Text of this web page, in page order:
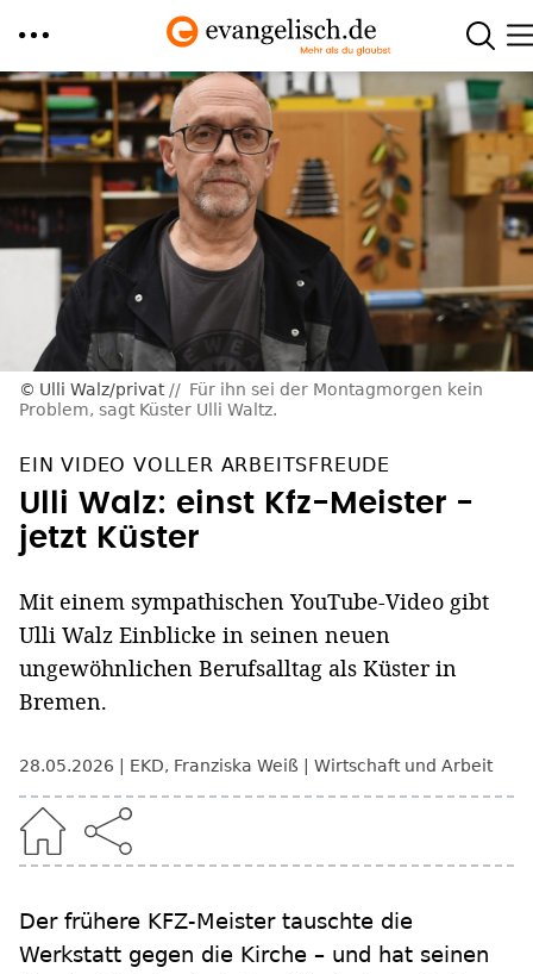
Direkt
zum
Inhalt
Ulli Walz/privat
Für ihn sei der Montagmorgen kein
Problem, sagt Küster Ulli Waltz.
EIN VIDEO VOLLER ARBEITSFREUDE
Ulli Walz: einst Kfz-Meister -
jetzt Küster
Mit einem sympathischen YouTube-Video gibt
Ulli Walz Einblicke in seinen neuen
ungewöhnlichen Berufsalltag als Küster in
Bremen.
28.05.2026 EKD, Franziska Weiß Wirtschaft und Arbeit
Der frühere KFZ-Meister tauschte die
Werkstatt gegen die Kirche – und hat seinen